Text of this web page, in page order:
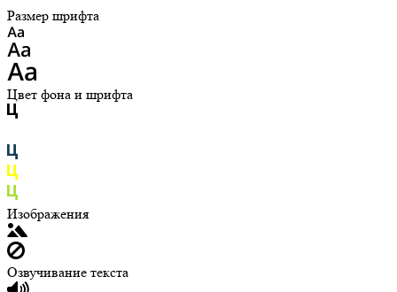
Размер шрифта
Цвет фона и шрифта
Изображения
Озвучивание текста